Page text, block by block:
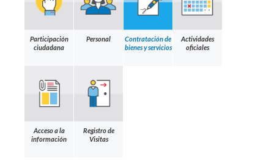
Participación
ciudadana
Personal
Contratación de
bienes y servicios
Actividades
oficiales
Acceso a la
información
Registro de
Visitas